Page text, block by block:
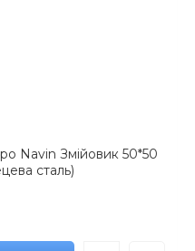
Navin Змійовик 50*50
сталь)